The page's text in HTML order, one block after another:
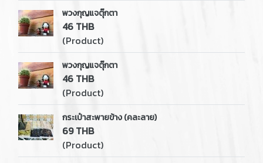
พวงกุญแจตุ๊กตา
46 THB
(Product)
พวงกุญแจตุ๊กตา
46 THB
(Product)
กระเป๋าสะพายข้าง (คละลาย)
69 THB
(Product)